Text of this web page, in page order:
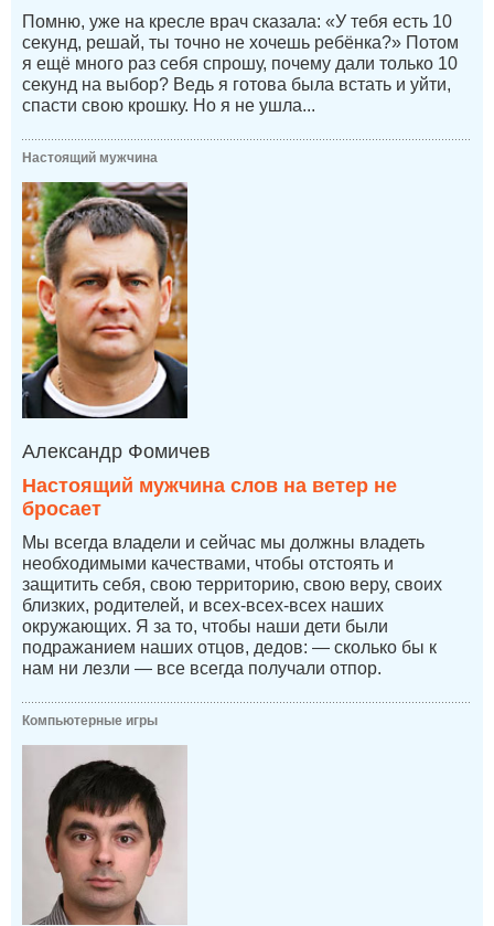
Помню, уже на кресле врач сказала: «У тебя есть 10
секунд, решай, ты точно не хочешь ребёнка?» Потом
я ещё много раз себя спрошу, почему дали только 10
секунд на выбор? Ведь я готова была встать и уйти,
спасти свою крошку. Но я не ушла...
Настоящий мужчина
Александр Фомичев
Настоящий мужчина слов на ветер не
бросает
Мы всегда владели и сейчас мы должны владеть
необходимыми качествами, чтобы отстоять и
защитить себя, свою территорию, свою веру, своих
близких, родителей, и всех-всех-всех наших
окружающих. Я за то, чтобы наши дети были
подражанием наших отцов, дедов: — сколько бы к
нам ни лезли — все всегда получали отпор.
Компьютерные игры